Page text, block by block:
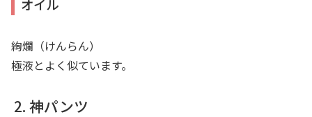
オイル
絢爛（けんらん）
極液とよく似ています。
神パンツ